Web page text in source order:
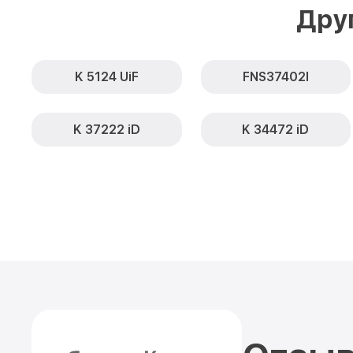
K 5124 UiF FNS37402I
K 37222 iD K 34472 iD